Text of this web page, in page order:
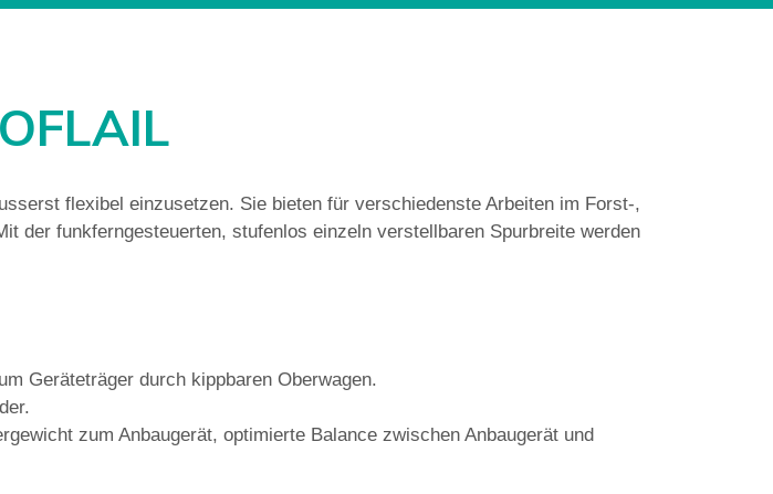
flexibel einzusetzen. Sie bieten für verschiedenste Arbeiten im Forst-,
der funkferngesteuerten, stufenlos einzeln verstellbaren Spurbreite werden
Geräteträger durch kippbaren Oberwagen.
zum Anbaugerät, optimierte Balance zwischen Anbaugerät und